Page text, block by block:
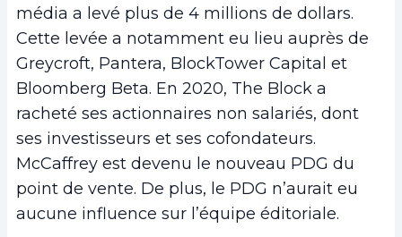
média a levé plus de 4 millions de dollars.
Cette levée a notamment eu lieu auprès de
Greycroft, Pantera, BlockTower Capital et
Bloomberg Beta. En 2020, The Block a
racheté ses actionnaires non salariés, dont
ses investisseurs et ses cofondateurs.
McCaffrey est devenu le nouveau PDG du
point de vente. De plus, le PDG n’aurait eu
aucune influence sur l’équipe éditoriale.